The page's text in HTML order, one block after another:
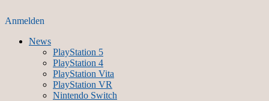
Anmelden
News
PlayStation 5
PlayStation 4
PlayStation Vita
PlayStation VR
Nintendo Switch